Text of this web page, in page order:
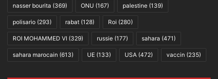
nasser bourita (369) ONU (167) palestine (139)
polisario (293) rabat (128) Roi (280)
ROI MOHAMMED VI (329) russie (177) sahara (471)
sahara marocain (613) UE (133) USA (472) vaccin (235)